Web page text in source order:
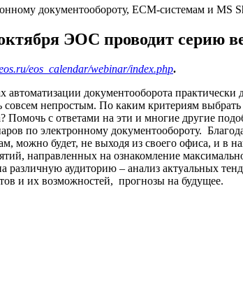
ЭОС проводит серию
eos_calendar/webinar/index.php.
автоматизации документооборота
совсем непростым. По каким критериям
Помочь с ответами на эти и многие другие
по электронному документообороту.
можно будет, не выходя из своего офиса, и в
направленных на ознакомление
различную аудиторию – анализ актуальных
и их возможностей, прогнозы на будущее.